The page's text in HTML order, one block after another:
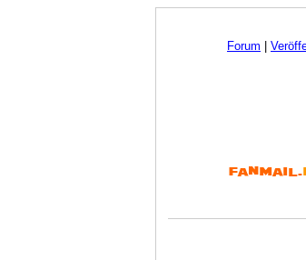
Forum